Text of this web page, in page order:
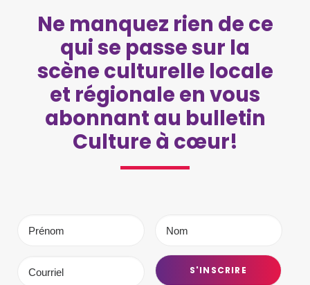
Ne manquez rien de ce
qui se passe sur la
scène culturelle locale
et régionale en vous
abonnant au bulletin
Culture à cœur!